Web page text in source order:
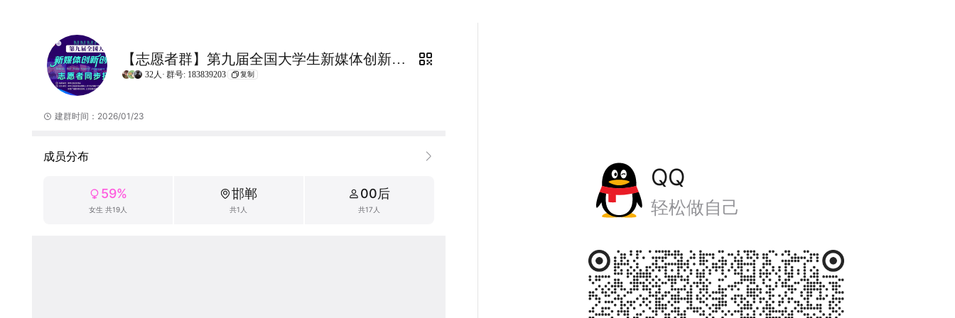
【志愿者群】第九届全国大学生新媒体创新创意大赛（NNMCCS）
32人· 群号: 183839203 复制
建群时间：2026/01/23
成员分布
59%
女生 共19人
邯郸
共1人
00后
共17人
QQ
轻松做自己